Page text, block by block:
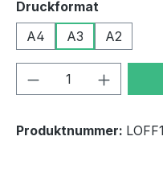
Druckformat
A4
A3 A2
Produkt
Produktnummer: